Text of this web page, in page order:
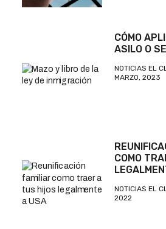
CÓMO
ASILO O
NOTICIAS EL
MARZO, 2023
COMO
NOTICIAS EL
2022